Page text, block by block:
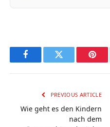
FacebookTwitter
PREVIOUS ARTICLE
Wie geht es den Kindern
nach dem